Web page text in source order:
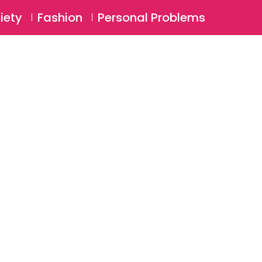
Login ⚲
Fashion Personal Problems